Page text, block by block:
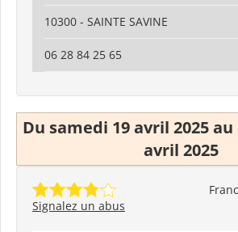
10300 - SAINTE SAVINE
06 28 84 25 65
Du samedi 19 avril 2025
avril 2025
Signalez un abus